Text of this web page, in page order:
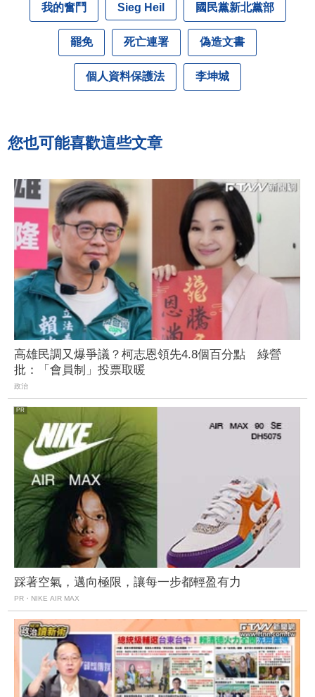
我的奮鬥 Sieg Heil 國民黨新北黨部
罷免 死亡連署 偽造文書
個人資料保護法 李坤城
您也可能喜歡這些文章
高雄民調又爆爭議？柯志恩領先4.8個百分點 綠營
批：「會員制」投票取暖
政治
踩著空氣，邁向極限，讓每一步都輕盈有力
PR・NIKE AIR MAX